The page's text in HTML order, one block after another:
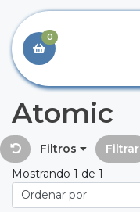
0
Atomic
Filtros
Filtrar
Mostrando 1 de 1